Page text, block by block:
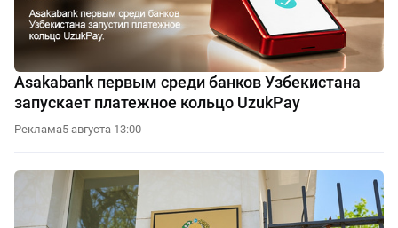
Asakabank первым среди банков Узбекистана
запускает платежное кольцо UzukPay
Реклама5 августа 13:00